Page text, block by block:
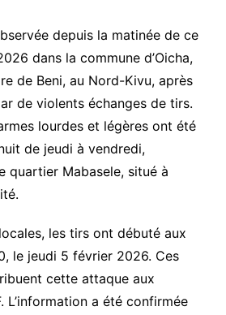
depuis la matinée de ce
dans la commune d’Oicha,
de Beni, au Nord-Kivu, après
de violents échanges de tirs.
lourdes et légères ont été
de jeudi à vendredi,
quartier Mabasele, situé à
les tirs ont débuté aux
le jeudi 5 février 2026. Ces
cette attaque aux
L’information a été confirmée